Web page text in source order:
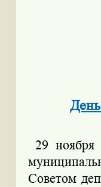
29
Советом